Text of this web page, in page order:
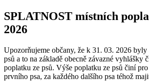
SPLATNOST místních
2026
Upozorňujeme občany, že k 31. 03. 2026 byly
psů a to na základě obecně závazné vyhlášky
poplatku ze psů. Výše poplatku ze psů činí
prvního psa, za každého dalšího psa téhož